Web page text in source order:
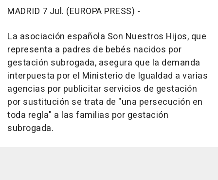
MADRID 7 Jul. (EUROPA PRESS) -
La asociación española Son Nuestros Hijos, que
representa a padres de bebés nacidos por
gestación subrogada, asegura que la demanda
interpuesta por el Ministerio de Igualdad a varias
agencias por publicitar servicios de gestación
por sustitución se trata de "una persecución en
toda regla" a las familias por gestación
subrogada.